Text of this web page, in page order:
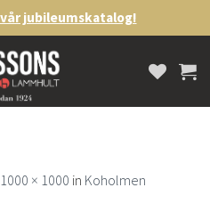
jubileumskatalog!
1000 × 1000 in Koholmen